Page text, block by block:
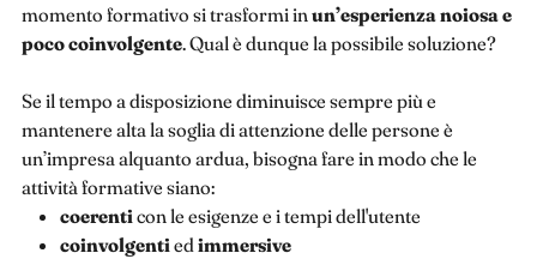
momento formativo si trasformi in un’esperienza noiosa e
poco coinvolgente. Qual è dunque la possibile soluzione?
Se il tempo a disposizione diminuisce sempre più e
mantenere alta la soglia di attenzione delle persone è
un’impresa alquanto ardua, bisogna fare in modo che le
attività formative siano:
coerenti con le esigenze e i tempi dell'utente
coinvolgenti ed immersive